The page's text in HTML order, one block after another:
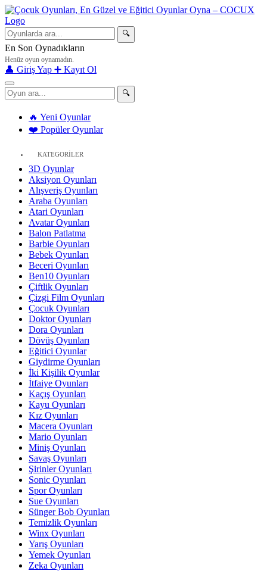
🔍
En Son Oynadıkların
Henüz oyun oynamadın.
👤 Giriş Yap ➕ Kayıt Ol
🔍
🔥 Yeni Oyunlar
❤️ Popüler Oyunlar
KATEGORİLER
3D Oyunlar
Aksiyon Oyunları
Alışveriş Oyunları
Araba Oyunları
Atari Oyunları
Avatar Oyunları
Balon Patlatma
Barbie Oyunları
Bebek Oyunları
Beceri Oyunları
Ben10 Oyunları
Çiftlik Oyunları
Çizgi Film Oyunları
Çocuk Oyunları
Doktor Oyunları
Dora Oyunları
Dövüş Oyunları
Eğitici Oyunlar
Giydirme Oyunları
İki Kişilik Oyunlar
İtfaiye Oyunları
Kaçış Oyunları
Kayu Oyunları
Kız Oyunları
Macera Oyunları
Mario Oyunları
Miniş Oyunları
Savaş Oyunları
Şirinler Oyunları
Sonic Oyunları
Spor Oyunları
Sue Oyunları
Sünger Bob Oyunları
Temizlik Oyunları
Winx Oyunları
Yarış Oyunları
Yemek Oyunları
Zeka Oyunları